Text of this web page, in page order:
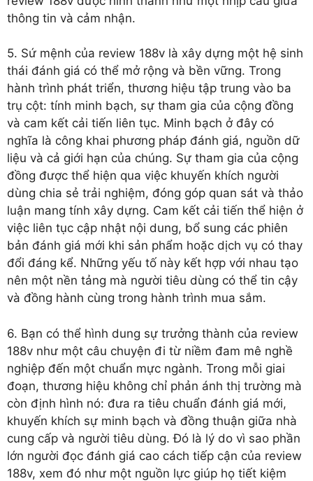
thông tin và cảm nhận.
5. Sứ mệnh của review 188v là xây dựng một hệ sinh
thái đánh giá có thể mở rộng và bền vững. Trong
hành trình phát triển, thương hiệu tập trung vào ba
trụ cột: tính minh bạch, sự tham gia của cộng đồng
và cam kết cải tiến liên tục. Minh bạch ở đây có
nghĩa là công khai phương pháp đánh giá, nguồn dữ
liệu và cả giới hạn của chúng. Sự tham gia của cộng
đồng được thể hiện qua việc khuyến khích người
dùng chia sẻ trải nghiệm, đóng góp quan sát và thảo
luận mang tính xây dựng. Cam kết cải tiến thể hiện ở
việc liên tục cập nhật nội dung, bổ sung các phiên
bản đánh giá mới khi sản phẩm hoặc dịch vụ có thay
đổi đáng kể. Những yếu tố này kết hợp với nhau tạo
nên một nền tảng mà người tiêu dùng có thể tin cậy
và đồng hành cùng trong hành trình mua sắm.
6. Bạn có thể hình dung sự trưởng thành của review
188v như một câu chuyện đi từ niềm đam mê nghề
nghiệp đến một chuẩn mực ngành. Trong mỗi giai
đoạn, thương hiệu không chỉ phản ánh thị trường mà
còn định hình nó: đưa ra tiêu chuẩn đánh giá mới,
khuyến khích sự minh bạch và đồng thuận giữa nhà
cung cấp và người tiêu dùng. Đó là lý do vì sao phần
lớn người đọc đánh giá cao cách tiếp cận của review
188v, xem đó như một nguồn lực giúp họ tiết kiệm